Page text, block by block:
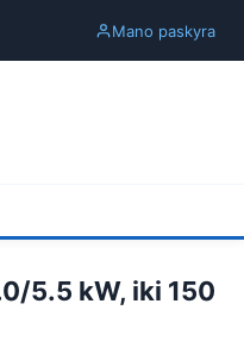
Mano paskyra
5.5 kW, iki 150